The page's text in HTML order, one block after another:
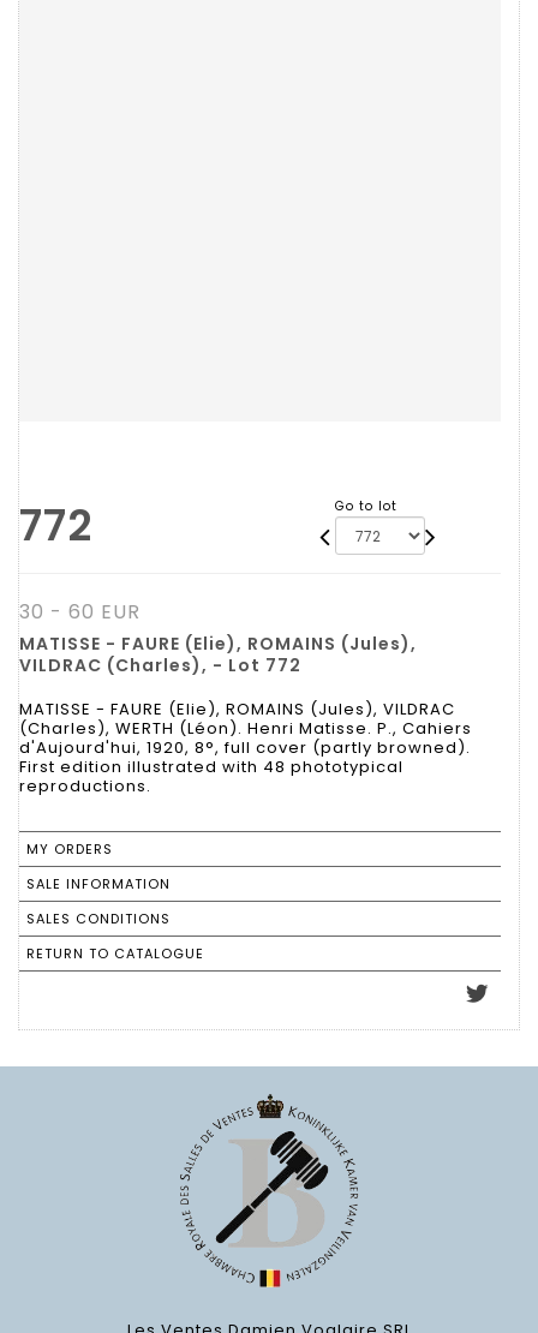
772 Go to lot
30 - 60 EUR
MATISSE - FAURE (Elie), ROMAINS (Jules),
VILDRAC (Charles), - Lot 772
MATISSE - FAURE (Elie), ROMAINS (Jules), VILDRAC
(Charles), WERTH (Léon). Henri Matisse. P., Cahiers
d'Aujourd'hui, 1920, 8°, full cover (partly browned).
First edition illustrated with 48 phototypical
reproductions.
MY ORDERS
SALE INFORMATION
SALES CONDITIONS
RETURN TO CATALOGUE